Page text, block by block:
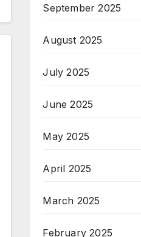
September 2025
August 2025
July 2025
June 2025
May 2025
April 2025
March 2025
February 2025